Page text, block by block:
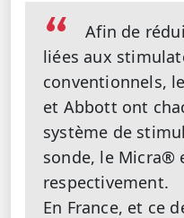
Afin de
liées aux
conventionnels,
et Abbott ont
système de
sonde, le Micra®
respectivement.
En France, et ce